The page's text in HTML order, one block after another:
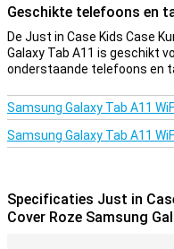
Samsung-tablet makkelijk
ook als standaard zodat je
neerzetten. Voor de
zodat je die gemakkelijk kunt
Geschikte telefoons en
De Just in Case Kids Case
Galaxy Tab A11 is geschikt
onderstaande telefoons en
Samsung Galaxy Tab A11
Samsung Galaxy Tab A11
Specificaties Just in
Cover Roze Samsung